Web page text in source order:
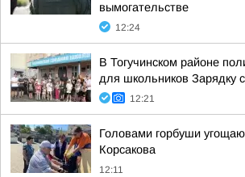
вымогательстве
12:24
В Тогучинском районе
для школьников Зарядку
12:21
Головами горбуши
Корсакова
12:11